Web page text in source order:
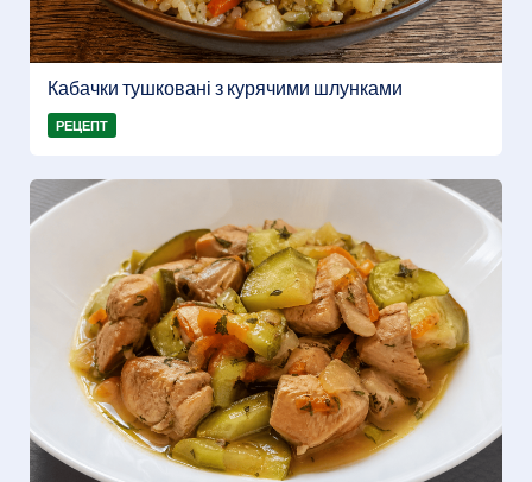
Кабачки тушковані з курячими шлунками
РЕЦЕПТ